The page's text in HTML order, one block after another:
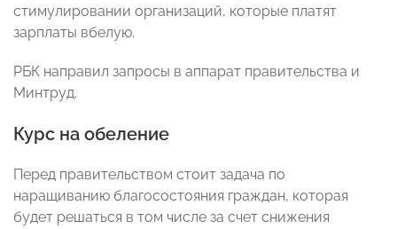
стимулировании организаций, которые платят
зарплаты вбелую.
РБК направил запросы в аппарат правительства и
Минтруд.
Курс на обеление
Перед правительством стоит задача по
наращиванию благосостояния граждан, которая
будет решаться в том числе за счет снижения